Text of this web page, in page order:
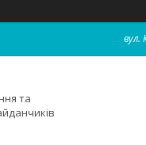
вул.
та